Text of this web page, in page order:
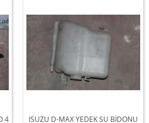
4
ISUZU D-MAX YEDEK SU BİDONU